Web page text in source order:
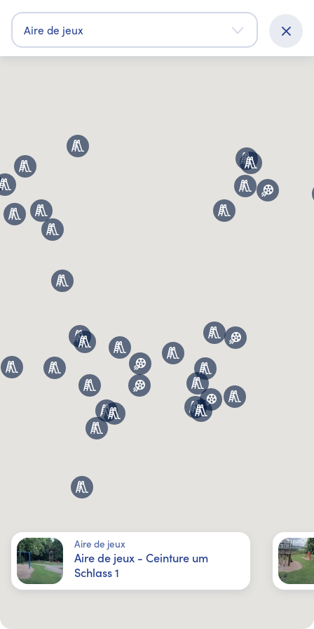
Aire de jeux
Aire de jeux
Aire de jeux - Ceinture um
Schlass 1